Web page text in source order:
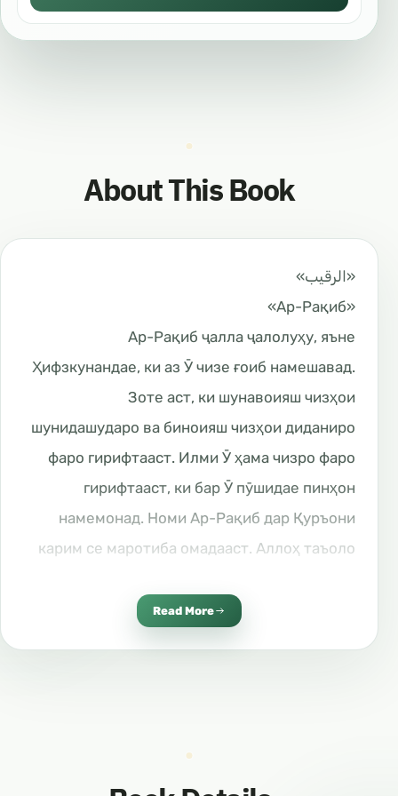
About This Book
«الرقيب»
«Ар-Рақиб»
Ар-Рақиб ҷалла ҷалолуҳу, яъне
Ҳифзкунандае, ки аз Ӯ чизе ғоиб намешавад.
Зоте аст, ки шунавоияш чизҳои
шунидашударо ва биноияш чизҳои диданиро
фаро гирифтааст. Илми Ӯ ҳама чизро фаро
гирифтааст, ки бар Ӯ пӯшидае пинҳон
намемонад. Номи Ар-Рақиб дар Қуръони
карим се маротиба омадааст. Аллоҳ таъоло
аст”. (Сураи Аҳзоб: 52). Аллоҳ таъоло аз ончи
Аллоҳ таъоло тамоми махлуқотро ҳифозат
намуда ва ҳамаро дар беҳтарин низом қарор
Read More